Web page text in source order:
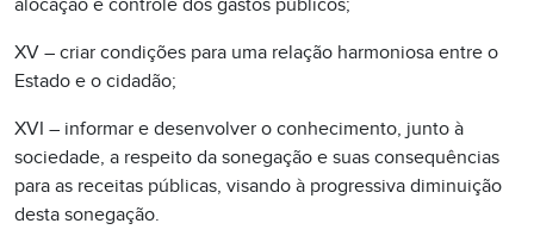
alocação e controle dos gastos públicos;
XV – criar condições para uma relação harmoniosa entre o
Estado e o cidadão;
XVI – informar e desenvolver o conhecimento, junto à
sociedade, a respeito da sonegação e suas consequências
para as receitas públicas, visando à progressiva diminuição
desta sonegação.